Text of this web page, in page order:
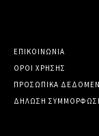
ΕΠΙΚΟΙΝΩΝΙΑ
ΟΡΟΙ ΧΡΗΣΗΣ
ΠΡΟΣΩΠΙΚΑ
ΔΗΛΩΣΗ